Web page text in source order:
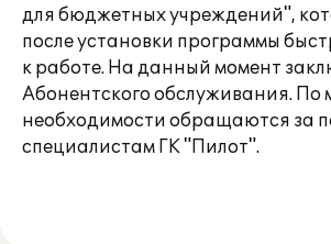
для бюджетных учреждений",
после установки программы
к работе. На данный момент
Абонентского обслуживания. По
необходимости обращаются за
специалистам ГК "Пилот".